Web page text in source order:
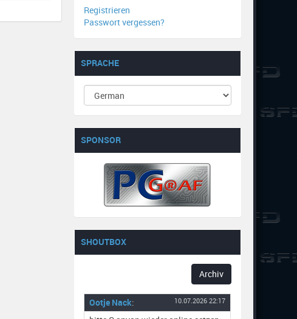
Registrieren
Passwort vergessen?
SPRACHE
SPONSOR
SHOUTBOX
Archiv
Ootje Nack: 10.07.2026 22:17